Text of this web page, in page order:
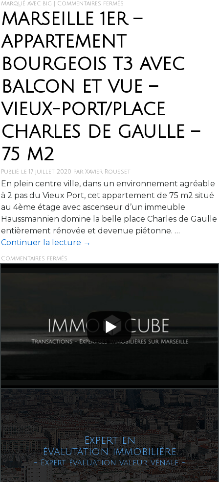
Marqué avec big Commentaires fermés
MARSEILLE 1ER –
APPARTEMENT
BOURGEOIS T3 AVEC
BALCON ET VUE –
VIEUX-PORT/PLACE
CHARLES DE GAULLE –
75 M2
Publié le 17 juillet 2020 par Xavier Rousset
En plein centre ville, dans un environnement agréable
à 2 pas du Vieux Port, cet appartement de 75 m2 situé
au 4ème étage avec ascenseur d’un immeuble
Haussmannien domine la belle place Charles de Gaulle
entièrement rénovée et devenue piétonne. …
Continuer la lecture →
Commentaires fermés
Expert en
évalutation immobilière
- Expert évaluation valeur vénale -